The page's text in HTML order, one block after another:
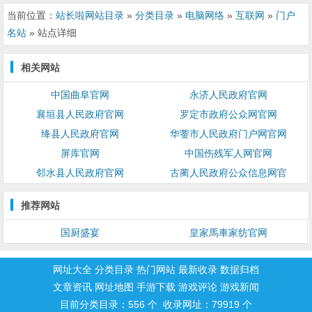
当前位置：站长啦网站目录 »分类目录 » 电脑网络 »互联网 » 门户
名站 » 站点详细
相关网站
中国曲阜官网
永济人民政府官网
襄垣县人民政府官网
罗定市政府公众网官网
绛县人民政府官网
华蓥市人民政府门户网官网
屏库官网
中国伤残军人网官网
邻水县人民政府官网
古蔺人民政府公众信息网官
推荐网站
国厨盛宴 皇家馬車家纺官网
网址大全 分类目录 热门网站 最新收录 数据归档
文章资讯 网址地图 手游下载 游戏评论 游戏新闻
目前分类目录：556 个 收录网址：79919 个